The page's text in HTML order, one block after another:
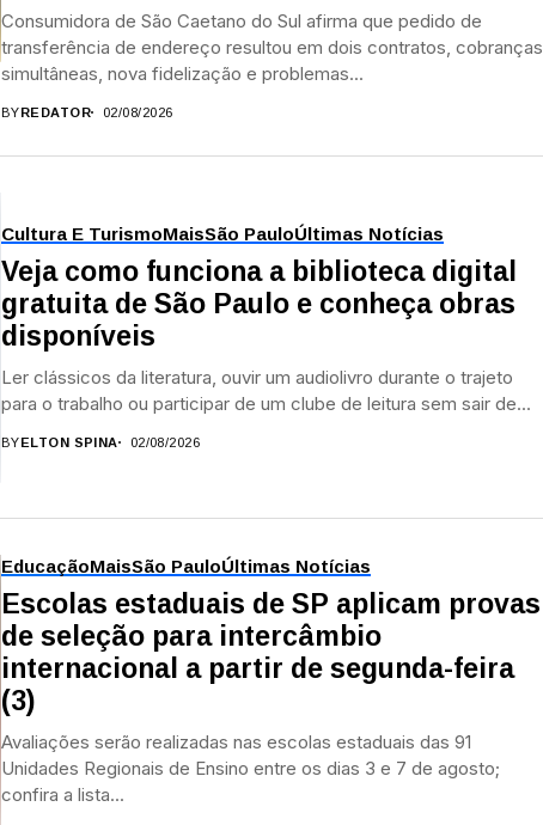
Consumidora de São Caetano do Sul afirma que pedido de
transferência de endereço resultou em dois contratos, cobranças
simultâneas, nova fidelização e problemas...
BYREDATOR 02/08/2026
Cultura E TurismoMaisSão PauloÚltimas Notícias
Veja como funciona a biblioteca digital
gratuita de São Paulo e conheça obras
disponíveis
Ler clássicos da literatura, ouvir um audiolivro durante o trajeto
para o trabalho ou participar de um clube de leitura sem sair de...
BYELTON SPINA 02/08/2026
EducaçãoMaisSão PauloÚltimas Notícias
Escolas estaduais de SP aplicam provas
de seleção para intercâmbio
internacional a partir de segunda-feira
(3)
Avaliações serão realizadas nas escolas estaduais das 91
Unidades Regionais de Ensino entre os dias 3 e 7 de agosto;
confira a lista...